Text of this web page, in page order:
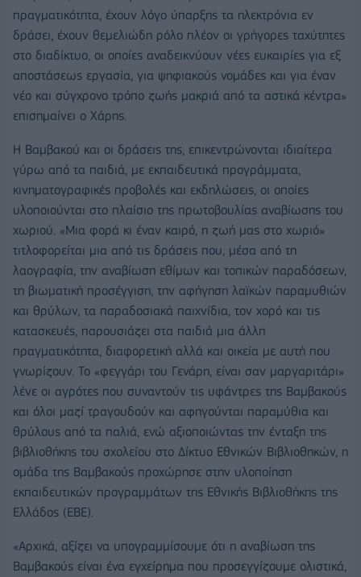
πραγματικότητα, έχουν λόγο ύπαρξης τα ηλεκτρόνια εν
δράσει, έχουν θεμελιώδη ρόλο πλέον οι γρήγορες ταχύτητες
στο διαδίκτυο, οι οποίες αναδεικνύουν νέες ευκαιρίες για εξ
αποστάσεως εργασία, για ψηφιακούς νομάδες και για έναν
νέο και σύγχρονο τρόπο ζωής μακριά από τα αστικά κέντρα»
επισημαίνει ο Χάρης.
Η Βαμβακού και οι δράσεις της, επικεντρώνονται ιδιαίτερα
γύρω από τα παιδιά, με εκπαιδευτικά προγράμματα,
κινηματογραφικές προβολές και εκδηλώσεις, οι οποίες
υλοποιούνται στο πλαίσιο της πρωτοβουλίας αναβίωσης του
χωριού. «Μια φορά κι έναν καιρό, η ζωή μας στο χωριό»
τιτλοφορείται μια από τις δράσεις που, μέσα από τη
λαογραφία, την αναβίωση εθίμων και τοπικών παραδόσεων,
τη βιωματική προσέγγιση, την αφήγηση λαϊκών παραμυθιών
και θρύλων, τα παραδοσιακά παιχνίδια, τον χορό και τις
κατασκευές, παρουσιάζει στα παιδιά μια άλλη
πραγματικότητα, διαφορετική αλλά και οικεία με αυτή που
γνωρίζουν. Το «φεγγάρι του Γενάρη, είναι σαν μαργαριτάρι»
λένε οι αγρότες που συναντούν τις υφάντρες της Βαμβακούς
και όλοι μαζί τραγουδούν και αφηγούνται παραμύθια και
θρύλους από τα παλιά, ενώ αξιοποιώντας την ένταξη της
βιβλιοθήκης του σχολείου στο Δίκτυο Εθνικών Βιβλιοθηκών, η
ομάδα της Βαμβακούς προχώρησε στην υλοποίηση
εκπαιδευτικών προγραμμάτων της Εθνικής Βιβλιοθήκης της
Ελλάδος (ΕΒΕ).
«Αρχικά, αξίζει να υπογραμμίσουμε ότι η αναβίωση της
Βαμβακούς είναι ένα εγχείρημα που προσεγγίζουμε ολιστικά,